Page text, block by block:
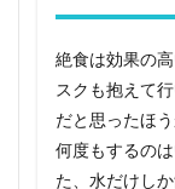
成功
させ
る６
つの
ント
絶食は効果の
スクも抱えて
だと思ったほ
何度もするの
た、水だけし